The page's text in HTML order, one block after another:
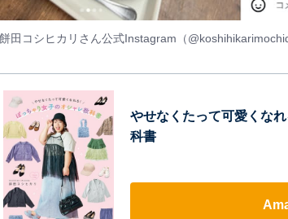
田コシヒカリさん公式Instagram（
やせなくたって可愛くな
科書